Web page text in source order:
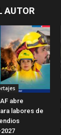
AUTOR
abre
labores de